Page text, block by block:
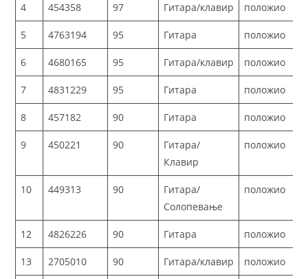
4 454358 97 Гитара/клавир положио
5 4763194 95 Гитара положио
6 4680165 95 Гитара/клавир положио
7 4831229 95 Гитара положио
8 457182 90 Гитара положио
9 450221 90
Гитара/
Клавир
положио
10 449313 90
Гитара/
Солопевање
положио
12 4826226 90 Гитара положио
13 2705010 90 Гитара/клавир положио